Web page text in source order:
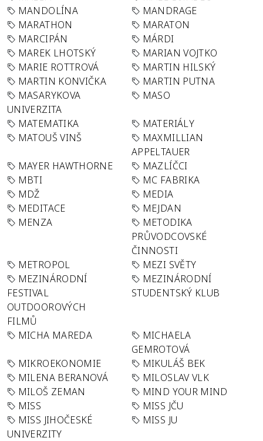
MANDOLÍNA
MANDRAGE
MARATHON
MARATON
MARCIPÁN
MÁRDI
MAREK LHOTSKÝ
MARIAN VOJTKO
MARIE ROTTROVÁ
MARTIN HILSKÝ
MARTIN KONVIČKA
MARTIN PUTNA
MASARYKOVA
UNIVERZITA
MASO
MATEMATIKA
MATERIÁLY
MATOUŠ VINŠ
MAXMILLIAN
APPELTAUER
MAYER HAWTHORNE
MAZLÍČCI
MBTI
MC FABRIKA
MDŽ
MEDIA
MEDITACE
MEJDAN
MENZA
METODIKA
PRŮVODCOVSKÉ
ČINNOSTI
METROPOL
MEZI SVĚTY
MEZINÁRODNÍ
FESTIVAL
OUTDOOROVÝCH
FILMŮ
MEZINÁRODNÍ
STUDENTSKÝ KLUB
MICHA MAREDA
MICHAELA
GEMROTOVÁ
MIKROEKONOMIE
MIKULÁŠ BEK
MILENA BERANOVÁ
MILOSLAV VLK
MILOŠ ZEMAN
MIND YOUR MIND
MISS
MISS JČU
MISS JIHOČESKÉ
UNIVERZITY
MISS JU